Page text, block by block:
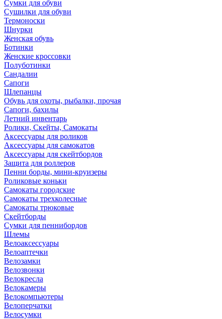
Сумки для обуви
Сушилки для обуви
Термоноски
Шнурки
Женская обувь
Ботинки
Женские кроссовки
Полуботинки
Сандалии
Сапоги
Шлепанцы
Обувь для охоты, рыбалки, прочая
Сапоги, бахилы
Летний инвентарь
Ролики, Скейты, Самокаты
Аксессуары для роликов
Аксессуары для самокатов
Аксессуары для скейтбордов
Защита для роллеров
Пенни борды, мини-круизеры
Роликовые коньки
Самокаты городские
Самокаты трехколесные
Самокаты трюковые
Скейтборды
Сумки для пеннибордов
Шлемы
Велоаксессуары
Велоаптечки
Велозамки
Велозвонки
Велокресла
Велокамеры
Велокомпьютеры
Велоперчатки
Велосумки